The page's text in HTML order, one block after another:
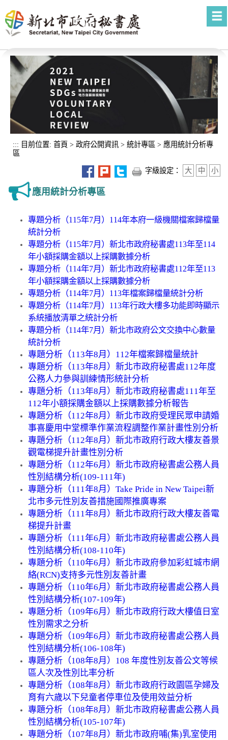
::: 目前位置: 首頁 > 政府公開資訊 > 統計專區 > 應用統計分析專
區
字級設定： 大 中 小
應用統計分析專區
專題分析（115年7月）114年本府一級機關檔案歸檔量
統計分析
專題分析（115年7月）新北市政府秘書處113年至114
年小額採購金額以上採購數據分析
專題分析（114年7月）新北市政府秘書處112年至113
年小額採購金額以上採購數據分析
專題分析（114年7月）113年檔案歸檔量統計分析
專題分析（114年7月）113年行政大樓多功能即時顯示
系統播放清單之統計分析
專題分析（114年7月）新北市政府公文交換中心數量
統計分析
專題分析（113年8月）112年檔案歸檔量統計
專題分析（113年8月）新北市政府秘書處112年度
公務人力參與訓練情形統計分析
專題分析（113年8月）新北市政府秘書處111年至
112年小額採購金額以上採購數據分析報告
專題分析（112年8月）新北市政府受理民眾申請婚
事喜慶用中堂標準作業流程調整作業計畫性別分析
專題分析（112年8月）新北市政府行政大樓友善景
觀電梯提升計畫性別分析
專題分析（112年6月）新北市政府秘書處公務人員
性別結構分析(109-111年)
專題分析（111年8月）Take Pride in New Taipei新
北市多元性別友善措施國際推廣專案
專題分析（111年8月）新北市政府行政大樓友善電
梯提升計畫
專題分析（111年6月）新北市政府秘書處公務人員
性別結構分析(108-110年)
專題分析（110年6月）新北市政府參加彩虹城市網
絡(RCN)支持多元性別友善計畫
專題分析（110年6月）新北市政府秘書處公務人員
性別結構分析(107-109年)
專題分析（109年6月）新北市政府行政大樓值日室
性別需求之分析
專題分析（109年6月）新北市政府秘書處公務人員
性別結構分析(106-108年)
專題分析（108年8月）108 年度性別友善公文等候
區人次及性別比率分析
專題分析（108年8月）新北市政府行政園區孕婦及
育有六歲以下兒童者停車位及使用效益分析
專題分析（108年8月）新北市政府秘書處公務人員
性別結構分析(105-107年)
專題分析（107年8月）新北市政府哺(集)乳室使用